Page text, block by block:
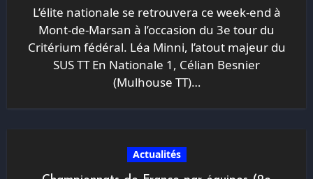
L’élite nationale se retrouvera ce week-end à
Mont-de-Marsan à l’occasion du 3e tour du
Critérium fédéral. Léa Minni, l’atout majeur du
SUS TT En Nationale 1, Célian Besnier
(Mulhouse TT)…
Actualités